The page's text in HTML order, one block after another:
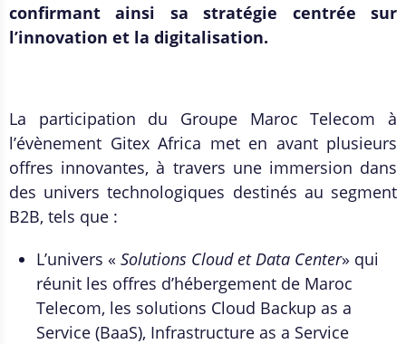
confirmant ainsi sa stratégie centrée sur
l’innovation et la digitalisation.
La participation du Groupe Maroc Telecom à
l’évènement Gitex Africa met en avant plusieurs
offres innovantes, à travers une immersion dans
des univers technologiques destinés au segment
B2B, tels que :
L’univers « Solutions Cloud et Data Center» qui
réunit les offres d’hébergement de Maroc
Telecom, les solutions Cloud Backup as a
Service (BaaS), Infrastructure as a Service